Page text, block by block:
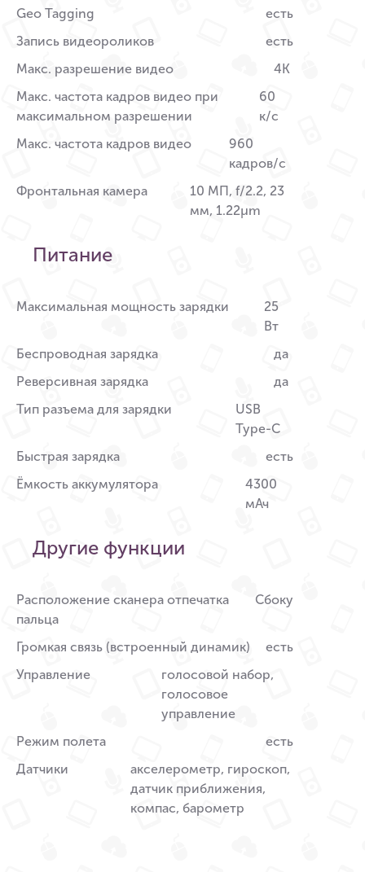
Geo Tagging
есть
Запись видеороликов
есть
Макс. разрешение видео
4К
Макс. частота кадров видео при
максимальном разрешении
60
к/c
Макс. частота кадров видео
960
кадров/с
Фронтальная камера
10 МП, f/2.2, 23
мм, 1.22µm
Питание
Максимальная мощность зарядки
25
Вт
Беспроводная зарядка
да
Реверсивная зарядка
да
Тип разъема для зарядки
USB
Type-C
Быстрая зарядка
есть
Ёмкость аккумулятора
4300
мАч
Другие функции
Расположение сканера отпечатка
пальца
Сбоку
Громкая связь (встроенный динамик)
есть
Управление
голосовой набор,
голосовое
управление
Режим полета
есть
Датчики
акселерометр, гироскоп,
датчик приближения,
компас, барометр